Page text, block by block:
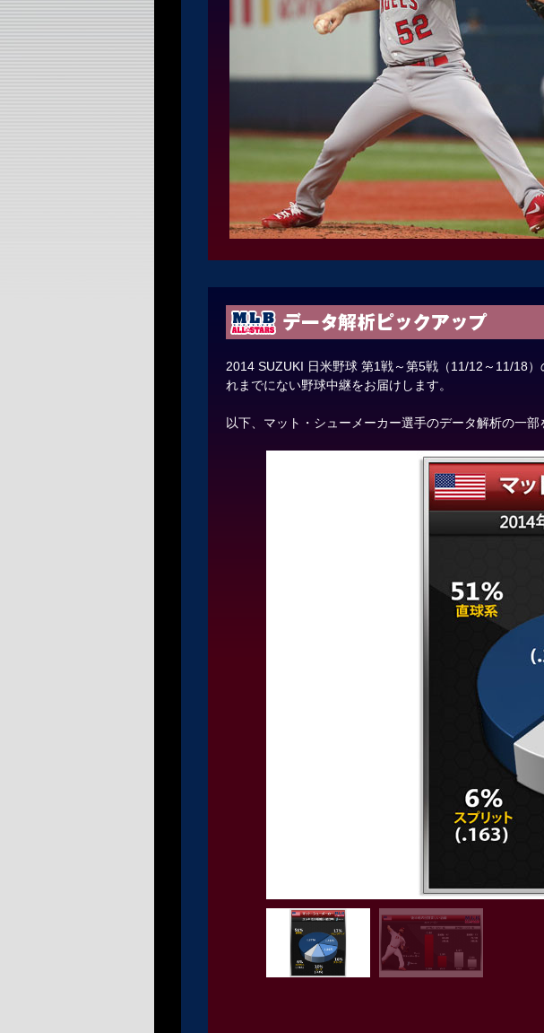
2014 SUZUKI 日米野球 第1戦～第5戦（11/12～11/18）
れまでにない野球中継をお届けします。
以下、マット・シューメーカー選手のデータ解析の一部